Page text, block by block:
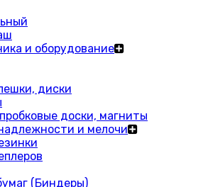
и оборудование
диски
доски, магниты
и мелочи
(Биндеры)